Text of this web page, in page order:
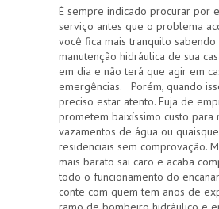
É sempre indicado procurar por
serviço antes que o problema
você fica mais tranquilo sabendo
manutenção hidráulica de sua
em dia e não terá que agir em
emergências. Porém, quando
preciso estar atento. Fuja de
prometem baixíssimo custo para
vazamentos de água ou
residenciais sem comprovação.
mais barato sai caro e acaba
todo o funcionamento do
conte com quem tem anos de